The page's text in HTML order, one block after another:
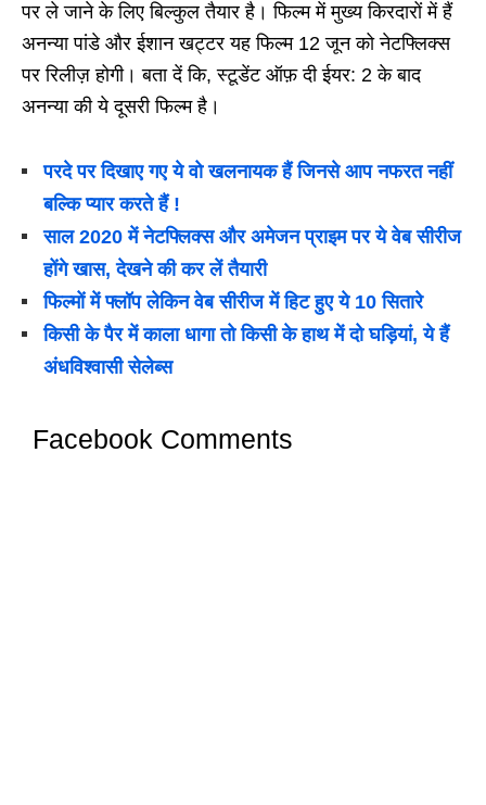
पर ले जाने के लिए बिल्कुल तैयार है। फिल्म में मुख्य किरदारों में हैं
अनन्या पांडे और ईशान खट्टर यह फिल्म 12 जून को नेटफ्लिक्स
पर रिलीज़ होगी। बता दें कि, स्टूडेंट ऑफ़ दी ईयर: 2 के बाद
अनन्या की ये दूसरी फिल्म है।
परदे पर दिखाए गए ये वो खलनायक हैं जिनसे आप नफरत नहीं
बल्कि प्यार करते हैं !
साल 2020 में नेटफ्लिक्स और अमेजन प्राइम पर ये वेब सीरीज
होंगे खास, देखने की कर लें तैयारी
फिल्मों में फ्लॉप लेकिन वेब सीरीज में हिट हुए ये 10 सितारे
किसी के पैर में काला धागा तो किसी के हाथ में दो घड़ियां, ये हैं
अंधविश्वासी सेलेब्स
Facebook Comments